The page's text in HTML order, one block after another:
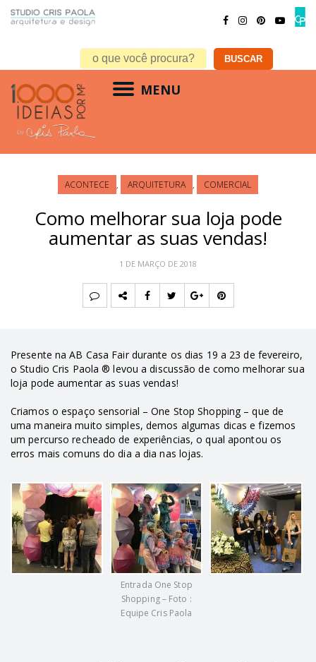
MENU
ACONTECE , ARQUITETURA , COMERCIAL
Como melhorar sua loja pode
aumentar as suas vendas!
1 DE MARÇO DE 2018
Presente na AB Casa Fair durante os dias 19 a 23 de fevereiro,
o Studio Cris Paola ® levou a discussão de como melhorar sua
loja pode aumentar as suas vendas!
Criamos o espaço sensorial – One Stop Shopping – que de
uma maneira muito simples, demos algumas dicas e fizemos
um percurso recheado de experiências, o qual apontou os
erros mais comuns do dia a dia nas lojas.
Entrada One Stop
Shopping – Foto :
Equipe Cris Paola